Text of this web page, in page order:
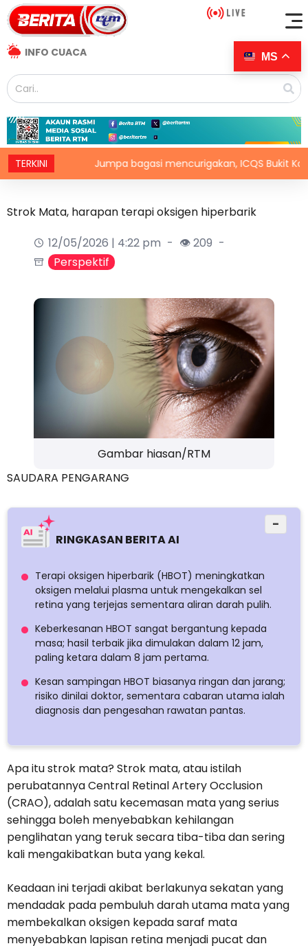
INFO CUACA
TERKINIJumpa bagasi mencurigakan, ICQS Bukit Kayu Hitam
Strok Mata, harapan terapi oksigen hiperbarik
12/05/2026 | 4:22 pm
👁 209
Perspektif
Gambar hiasan/RTM
SAUDARA PENGARANG
RINGKASAN BERITA AI
−
Terapi oksigen hiperbarik (HBOT) meningkatkan
oksigen melalui plasma untuk mengekalkan sel
retina yang terjejas sementara aliran darah pulih.
Keberkesanan HBOT sangat bergantung kepada
masa; hasil terbaik jika dimulakan dalam 12 jam,
paling ketara dalam 8 jam pertama.
Kesan sampingan HBOT biasanya ringan dan jarang;
risiko dinilai doktor, sementara cabaran utama ialah
diagnosis dan pengesahan rawatan pantas.
Apa itu strok mata? Strok mata, atau istilah
perubatannya Central Retinal Artery Occlusion
(CRAO), adalah satu kecemasan mata yang serius
sehingga boleh menyebabkan kehilangan
penglihatan yang teruk secara tiba-tiba dan sering
kali mengakibatkan buta yang kekal.
Keadaan ini terjadi akibat berlakunya sekatan yang
mendadak pada pembuluh darah utama mata yang
membekalkan oksigen kepada saraf mata
menyebabkan lapisan retina menjadi pucat dan
MS